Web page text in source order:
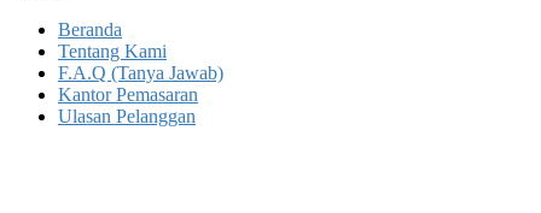
Beranda
Tentang Kami
F.A.Q (Tanya Jawab)
Kantor Pemasaran
Ulasan Pelanggan